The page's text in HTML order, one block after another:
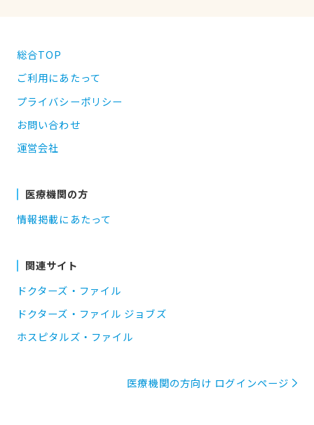
総合TOP
ご利用にあたって
プライバシーポリシー
お問い合わせ
運営会社
医療機関の方
情報掲載にあたって
関連サイト
ドクターズ・ファイル
ドクターズ・ファイル ジョブズ
ホスピタルズ・ファイル
医療機関の方向け ログインページ